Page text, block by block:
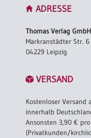
ADRESSE
Thomas Verlag GmbH
Markranstädter Str. 6
04229 Leipzig
VERSAND
Kostenloser
innerhalb
Ansonsten 3,90 €
(Privatkunden/